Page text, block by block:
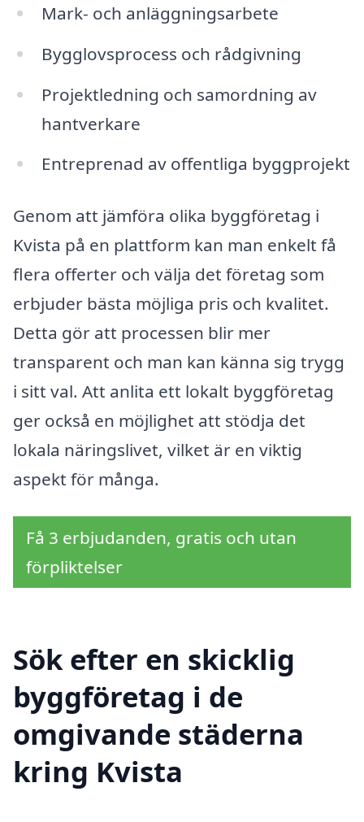
Mark- och anläggningsarbete
Bygglovsprocess och rådgivning
Projektledning och samordning av
hantverkare
Entreprenad av offentliga byggprojekt
Genom att jämföra olika byggföretag i
Kvista på en plattform kan man enkelt få
flera offerter och välja det företag som
erbjuder bästa möjliga pris och kvalitet.
Detta gör att processen blir mer
transparent och man kan känna sig trygg
i sitt val. Att anlita ett lokalt byggföretag
ger också en möjlighet att stödja det
lokala näringslivet, vilket är en viktig
aspekt för många.
Få 3 erbjudanden, gratis och utan
förpliktelser
Sök efter en skicklig
byggföretag i de
omgivande städerna
kring Kvista